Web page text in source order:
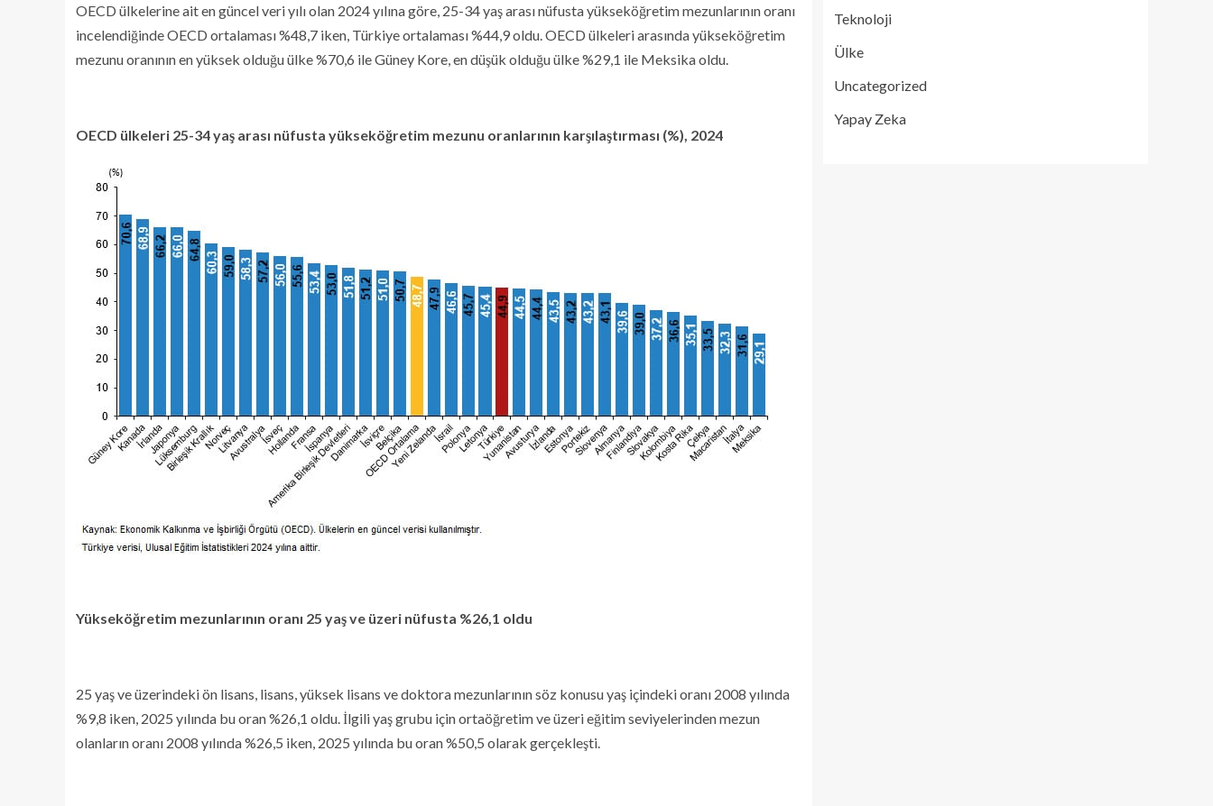
OECD ülkelerine ait en güncel veri yılı olan 2024 yılına göre, 25-34 yaş arası nüfusta yükseköğretim mezunlarının oranı
incelendiğinde OECD ortalaması %48,7 iken, Türkiye ortalaması %44,9 oldu. OECD ülkeleri arasında yükseköğretim
mezunu oranının en yüksek olduğu ülke %70,6 ile Güney Kore, en düşük olduğu ülke %29,1 ile Meksika oldu.
OECD ülkeleri 25-34 yaş arası nüfusta yükseköğretim mezunu oranlarının karşılaştırması (%), 2024
Yükseköğretim mezunlarının oranı 25 yaş ve üzeri nüfusta %26,1 oldu
25 yaş ve üzerindeki ön lisans, lisans, yüksek lisans ve doktora mezunlarının söz konusu yaş içindeki oranı 2008 yılında
%9,8 iken, 2025 yılında bu oran %26,1 oldu. İlgili yaş grubu için ortaöğretim ve üzeri eğitim seviyelerinden mezun
olanların oranı 2008 yılında %26,5 iken, 2025 yılında bu oran %50,5 olarak gerçekleşti.
Teknoloji
Ülke
Uncategorized
Yapay Zeka